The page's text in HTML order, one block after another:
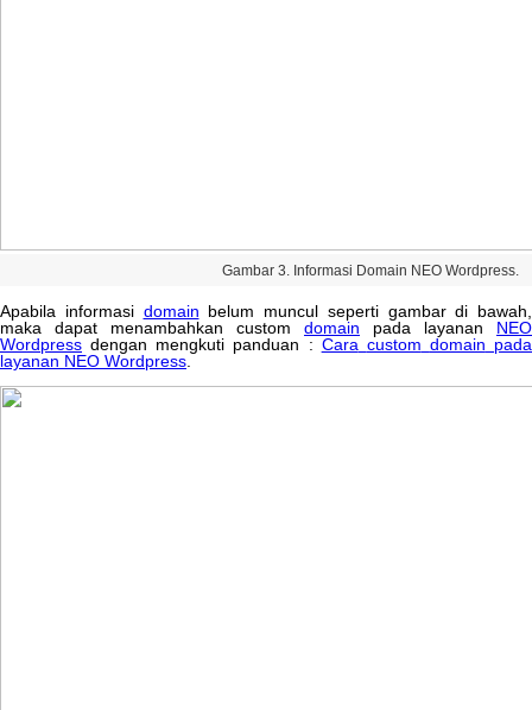
Gambar 3 Informasi Domain NEO Wordpress
Apabila informasi domain belum muncul seperti gambar di bawah
maka
dapat menambahkan custom domain pada layanan
NEO
Wordpress dengan mengkuti panduan : Cara custom domain pada
layanan NEO Wordpress